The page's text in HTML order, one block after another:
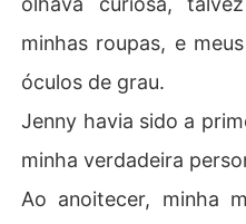
minhas roupas, e
óculos de grau.
Jenny havia sido a
minha verdadeira
Ao anoitecer, minha